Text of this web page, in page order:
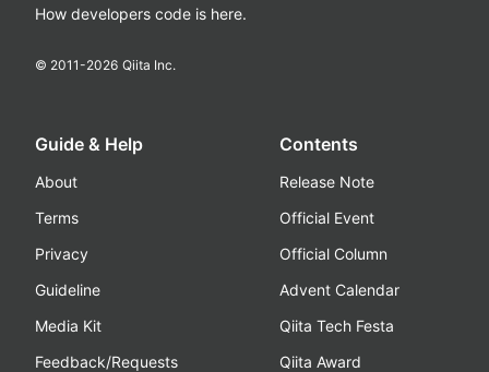
How developers code is here.
© 2011-2026 Qiita Inc.
Guide & Help
About
Terms
Privacy
Guideline
Media Kit
Feedback/Requests
Contents
Release Note
Official Event
Official Column
Advent Calendar
Qiita Tech Festa
Qiita Award